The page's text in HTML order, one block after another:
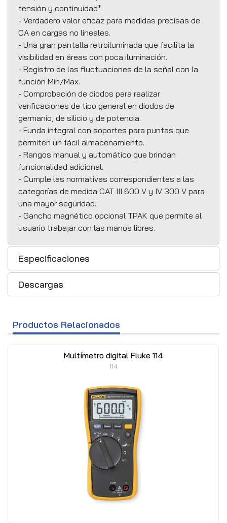
tensión y continuidad*.
- Verdadero valor eficaz para medidas precisas de
CA en cargas no lineales.
- Una gran pantalla retroiluminada que facilita la
visibilidad en áreas con poca iluminación.
- Registro de las fluctuaciones de la señal con la
función Min/Max.
- Comprobación de diodos para realizar
verificaciones de tipo general en diodos de
germanio, de silicio y de potencia.
- Funda integral con soportes para puntas que
permiten un fácil almacenamiento.
- Rangos manual y automático que brindan
funcionalidad adicional.
- Cumple las normativas correspondientes a las
categorías de medida CAT III 600 V y IV 300 V para
una mayor seguridad.
- Gancho magnético opcional TPAK que permite al
usuario trabajar con las manos libres.
Especificaciones
Descargas
Productos Relacionados
Multímetro digital Fluke 114
114